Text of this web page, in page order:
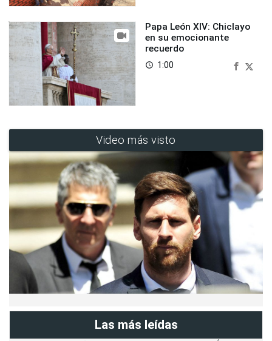
Papa León XIV: Chiclayo
en su emocionante
recuerdo
access_time 1:00
Video más visto
Las más leídas